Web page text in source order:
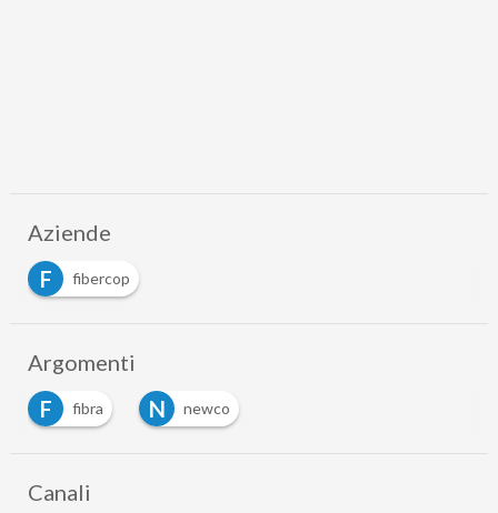
Aziende
F
fibercop
Argomenti
F
fibra N newco
Canali